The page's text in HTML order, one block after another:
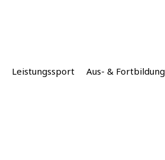
Leistungssport Aus- & Fortbildung